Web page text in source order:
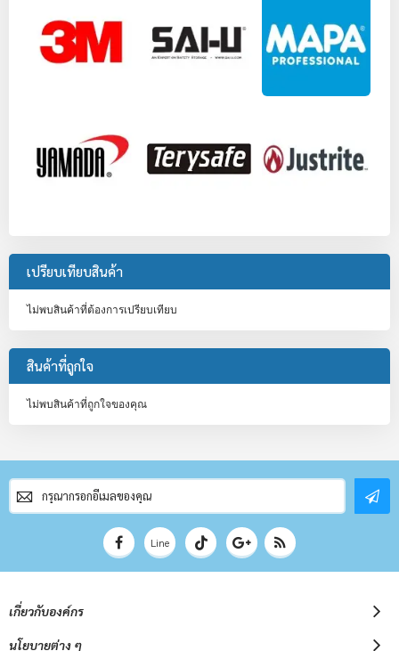
เปรียบเทียบสินค้า
ไม่พบสินค้าที่ต้องการเปรียบเทียบ
สินค้าที่ถูกใจ
ไม่พบสินค้าที่ถูกใจของคุณ
สมัคร
สมาชิก
จดหมาย
Line
เกี่ยวกับองค์กร
นโยบายต่าง ๆ